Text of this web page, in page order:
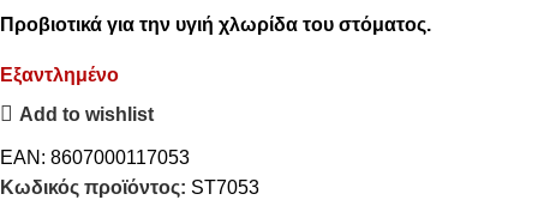
Προβιοτικά για την υγιή χλωρίδα του στόματος.
Εξαντλημένο
Add to wishlist
EAN: 8607000117053
Κωδικός προϊόντος: ST7053